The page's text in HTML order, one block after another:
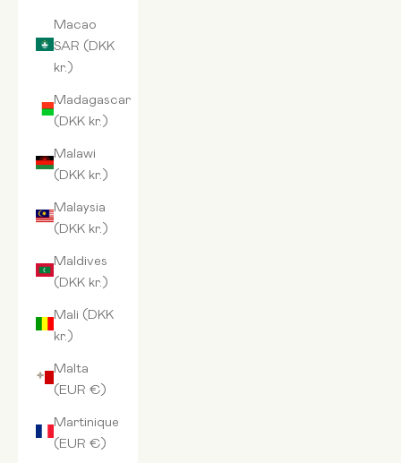
Macao
SAR (DKK
kr.)
Madagascar
(DKK kr.)
Malawi
(DKK kr.)
Malaysia
(DKK kr.)
Maldives
(DKK kr.)
Mali (DKK
kr.)
Malta
(EUR €)
Martinique
(EUR €)